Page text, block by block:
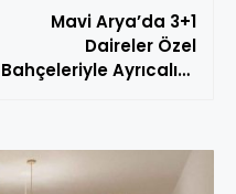
Mavi Arya’da 3+1
Daireler Özel
Bahçeleriyle Ayrıcalıklı